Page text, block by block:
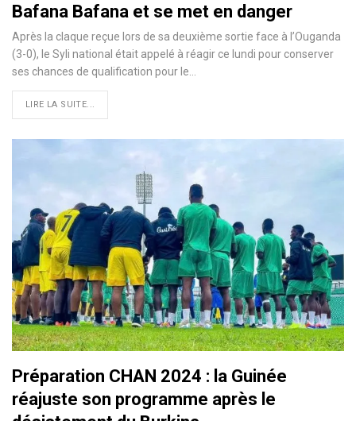
Bafana Bafana et se met en danger
Après la claque reçue lors de sa deuxième sortie face à l’Ouganda
(3-0), le Syli national était appelé à réagir ce lundi pour conserver
ses chances de qualification pour le…
LIRE LA SUITE...
Préparation CHAN 2024 : la Guinée
réajuste son programme après le